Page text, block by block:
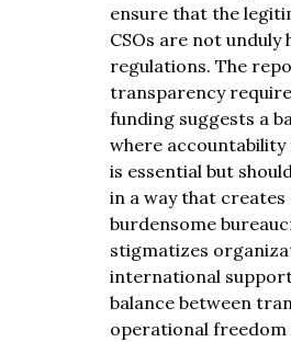
ensure that the
CSOs are not
regulations. The
transparency
funding suggests a
where
is essential but
in a way that creates
burdensome
stigmatizes
international
balance between
operational freedom